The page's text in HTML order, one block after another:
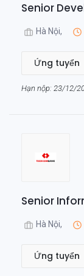
Senior
Hà Nội,
Ứng tuyển
Hạn nộp: 23/12/
Senior
Hà Nội,
Ứng tuyển